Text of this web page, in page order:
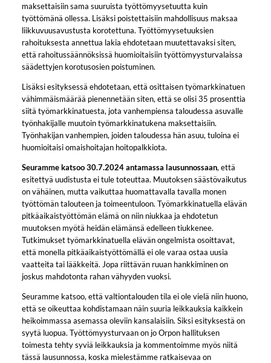
maksettaisiin sama suuruista työttömyysetuutta kuin
työttömänä ollessa. Lisäksi poistettaisiin mahdollisuus maksaa
liikkuvuusavustusta korotettuna. Työttömyysetuuksien
rahoituksesta annettua lakia ehdotetaan muutettavaksi siten,
että rahoitussäännöksissä huomioitaisiin työttömyysturvalaissa
säädettyjen korotusosien poistuminen.
Lisäksi esityksessä ehdotetaan, että osittaisen työmarkkinatuen
vähimmäismäärää pienennetään siten, että se olisi 35 prosenttia
siitä työmarkkinatuesta, jota vanhempiensa taloudessa asuvalle
työnhakijalle muutoin työmarkkinatukena maksettaisiin.
Työnhakijan vanhempien, joiden taloudessa hän asuu, tuloina ei
huomioitaisi omaishoitajan hoitopalkkiota.
Seuramme katsoo 30.7.2024 antamassa lausunnossaan, että
esitettyä uudistusta ei tule toteuttaa. Muutoksen säästövaikutus
on vähäinen, mutta vaikuttaa huomattavalla tavalla monen
työttömän talouteen ja toimeentuloon. Työmarkkinatuella elävän
pitkäaikaistyöttömän elämä on niin niukkaa ja ehdotetun
muutoksen myötä heidän elämänsä edelleen tiukkenee.
Tutkimukset työmarkkinatuella elävän ongelmista osoittavat,
että monella pitkäaikaistyöttömällä ei ole varaa ostaa uusia
vaatteita tai lääkkeitä. Jopa riittävän ruuan hankkiminen on
joskus mahdotonta rahan vähyyden vuoksi.
Seuramme katsoo, että valtiontalouden tila ei ole vielä niin huono,
että se oikeuttaa kohdistamaan näin suuria leikkauksia kaikkein
heikoimmassa asemassa oleviin kansalaisiin. Siksi esityksestä on
syytä luopua. Työttömyysturvaan on jo Orpon hallituksen
toimesta tehty syviä leikkauksia ja kommentoimme myös niitä
tässä lausunnossa, koska mielestämme ratkaisevaa on